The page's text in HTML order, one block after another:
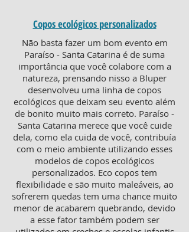
Copos ecológicos personalizados
Não basta fazer um bom evento em
Paraíso - Santa Catarina é de suma
importância que você colabore com a
natureza, prensando nisso a Bluper
desenvolveu uma linha de copos
ecológicos que deixam seu evento além
de bonito muito mais correto. Paraíso -
Santa Catarina merece que você cuide
dela, como ela cuida de você, contribuía
com o meio ambiente utilizando esses
modelos de copos ecológicos
personalizados. Eco copos tem
flexibilidade e são muito maleáveis, ao
sofrerem quedas tem uma chance muito
menor de acabarem quebrando, devido
a esse fator também podem ser